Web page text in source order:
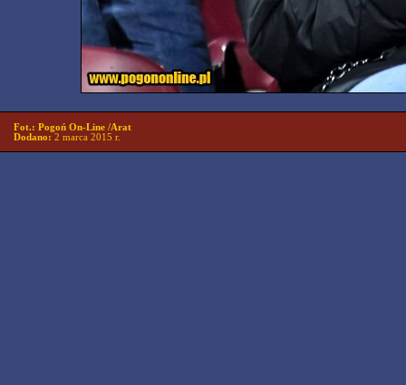
Fot.: Pogoń On-Line /Arat
Dodano: 2 marca 2015 r.